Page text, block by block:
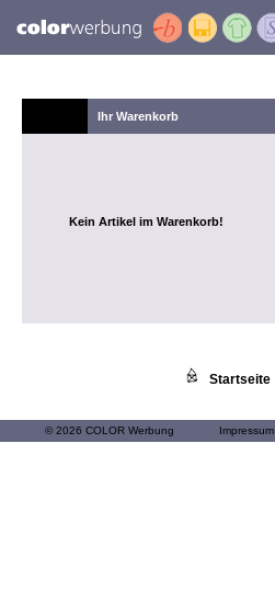
Ihr Warenkorb
Kein Artikel im Warenkorb!
Startseite
© 2026 COLOR Werbung Impressum